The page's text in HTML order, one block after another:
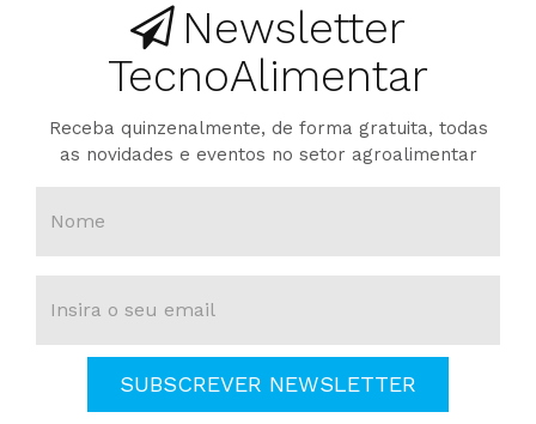
Newsletter
TecnoAlimentar
Receba quinzenalmente, de forma gratuita, todas
as novidades e eventos no setor agroalimentar
SUBSCREVER NEWSLETTER